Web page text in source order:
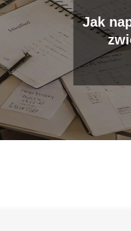
Jak